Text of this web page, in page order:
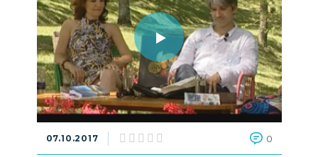
07.10.2017 0